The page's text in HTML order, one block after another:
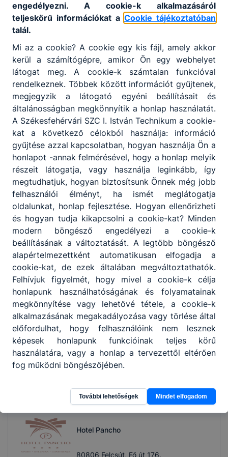
8000 Székesfehérvár, József Attila u.
2/e
Dávid Péterné
ügyvezető
groszutazas.hu
2tanuló
GRUNDFOS Magyarország Gyártó Kft
2800 Tatabánya, Búzavirág út 14.
Berki Alexandra
Duális képzési és Hr koordinátor
grundfos.com
1tanuló
Hotel Miskolc Kft.
3528 Miskolc, Görgey Artúr u. 23.
Dr. Barkócziné Kertész Kata
ügyvezető igazgató
miskolcivigado.hu
1tanuló
Hotel Pancho
80806 Felcsút, Fő út 176.
engedélyezni. A cookie-k alkalmazásáról
teljeskörű információkat a Cookie tájékoztatóban
talál.
Mi az a cookie? A cookie egy kis fájl, amely akkor
kerül a számítógépre, amikor Ön egy webhelyet
látogat meg. A cookie-k számtalan funkcióval
rendelkeznek. Többek között információt gyűjtenek,
megjegyzik a látogató egyéni beállításait és
általánosságban megkönnyítik a honlap használatát.
A Székesfehérvári SZC I. István Technikum a cookie-
kat a következő célokból használja: információ
gyűjtése azzal kapcsolatban, hogyan használja Ön a
honlapot -annak felmérésével, hogy a honlap melyik
részeit látogatja, vagy használja leginkább, így
megtudhatjuk, hogyan biztosítsunk Önnek még jobb
felhasználói élményt, ha ismét meglátogatja
oldalunkat, honlap fejlesztése. Hogyan ellenőrizheti
és hogyan tudja kikapcsolni a cookie-kat? Minden
modern böngésző engedélyezi a cookie-k
beállításának a változtatását. A legtöbb böngésző
alapértelmezettként automatikusan elfogadja a
cookie-kat, de ezek általában megváltoztathatók.
Felhívjuk figyelmét, hogy mivel a cookie-k célja
honlapunk használhatóságának és folyamatainak
megkönnyítése vagy lehetővé tétele, a cookie-k
alkalmazásának megakadályozása vagy törlése által
előfordulhat, hogy felhasználóink nem lesznek
képesek honlapunk funkcióinak teljes körű
használatára, vagy a honlap a tervezettől eltérően
fog működni böngészőjében.
További lehetőségek Mindet elfogadom